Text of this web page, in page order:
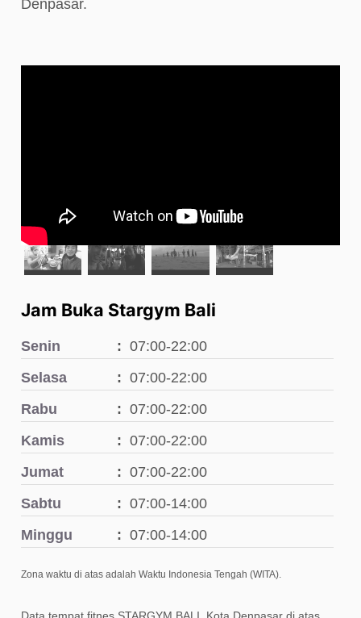
Denpasar.
Jam Buka Stargym Bali
Senin
07:00-22:00
Selasa
07:00-22:00
Rabu
07:00-22:00
Kamis
07:00-22:00
Jumat
07:00-22:00
Sabtu
07:00-14:00
Minggu
07:00-14:00
Zona waktu di atas adalah Waktu Indonesia Tengah (WITA).